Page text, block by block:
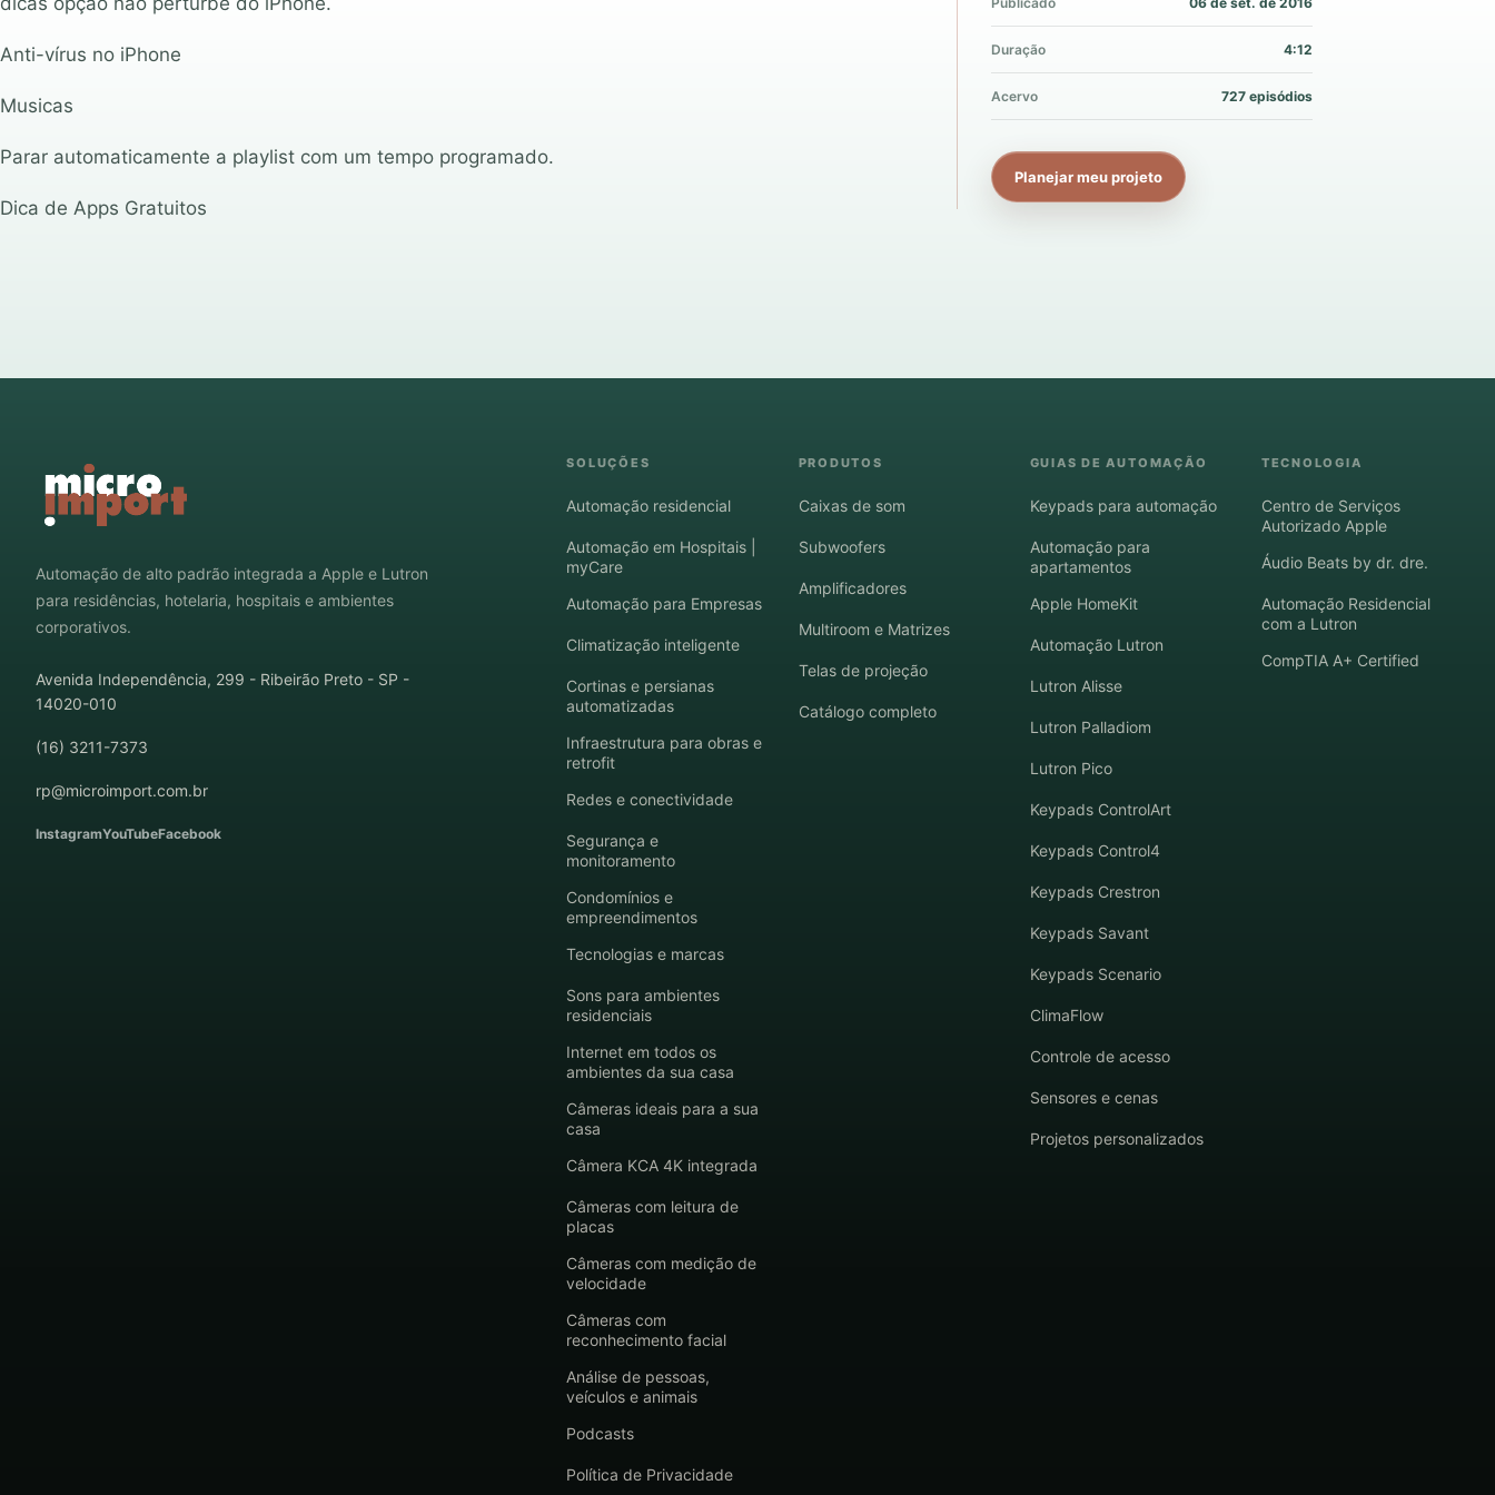
Anti-vírus no iPhone
Musicas
Parar automaticamente a playlist com um tempo programado.
Dica de Apps Gratuitos
Duração 4:12
Acervo 727 episódios
Planejar meu projeto
Automação de alto padrão integrada a Apple e Lutron
para residências, hotelaria, hospitais e ambientes
corporativos.
Avenida Independência, 299 - Ribeirão Preto - SP -
14020-010
(16) 3211-7373
rp@microimport.com.br
InstagramYouTubeFacebook
SOLUÇÕES
Automação residencial
Automação em Hospitais |
myCare
Automação para Empresas
Climatização inteligente
Cortinas e persianas
automatizadas
Infraestrutura para obras e
retrofit
Redes e conectividade
Segurança e
monitoramento
Condomínios e
empreendimentos
Tecnologias e marcas
Sons para ambientes
residenciais
Internet em todos os
ambientes da sua casa
Câmeras ideais para a sua
casa
Câmera KCA 4K integrada
Câmeras com leitura de
placas
Câmeras com medição de
velocidade
Câmeras com
reconhecimento facial
Análise de pessoas,
veículos e animais
Podcasts
Política de Privacidade
PRODUTOS
Caixas de som
Subwoofers
Amplificadores
Multiroom e Matrizes
Telas de projeção
Catálogo completo
GUIAS DE AUTOMAÇÃO
Keypads para automação
Automação para
apartamentos
Apple HomeKit
Automação Lutron
Lutron Alisse
Lutron Palladiom
Lutron Pico
Keypads ControlArt
Keypads Control4
Keypads Crestron
Keypads Savant
Keypads Scenario
ClimaFlow
Controle de acesso
Sensores e cenas
Projetos personalizados
TECNOLOGIA
Centro de Serviços
Autorizado Apple
Áudio Beats by dr. dre.
Automação Residencial
com a Lutron
CompTIA A+ Certified